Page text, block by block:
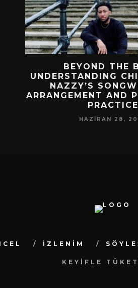
KING
MEKÂNIN
SEÇKI
İZLENİM
KEYİFLE